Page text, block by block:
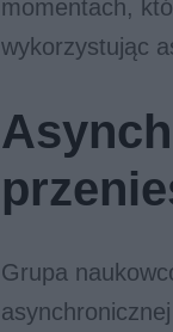
momentach,
wykorzystując
Grupa